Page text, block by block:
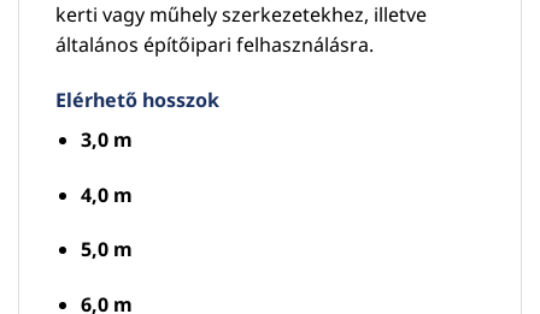
kerti vagy műhely szerkezetekhez, illetve
általános építőipari felhasználásra.
Elérhető hosszok
3,0 m
4,0 m
5,0 m
6,0 m